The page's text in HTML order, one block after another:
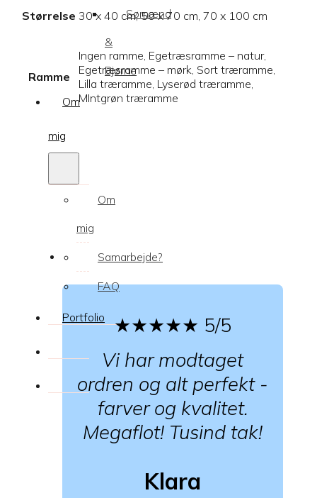
Sømænd
&
Bjørne
Om
mig
Om
mig
Samarbejde?
FAQ
Portfolio
Størrelse 30 x 40 cm, 50 x 70 cm, 70 x 100 cm
Ramme
Ingen ramme, Egetræsramme – natur,
Egetræsramme – mørk, Sort træramme,
Lilla træramme, Lyserød træramme,
MIntgrøn træramme
★★★★★ 5/5
Vi har modtaget
ordren og alt perfekt -
farver og kvalitet.
Megaflot! Tusind tak!
Klara